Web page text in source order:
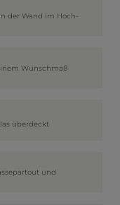
der Wand im Hoch-
Wunschmaß
überdeckt
und